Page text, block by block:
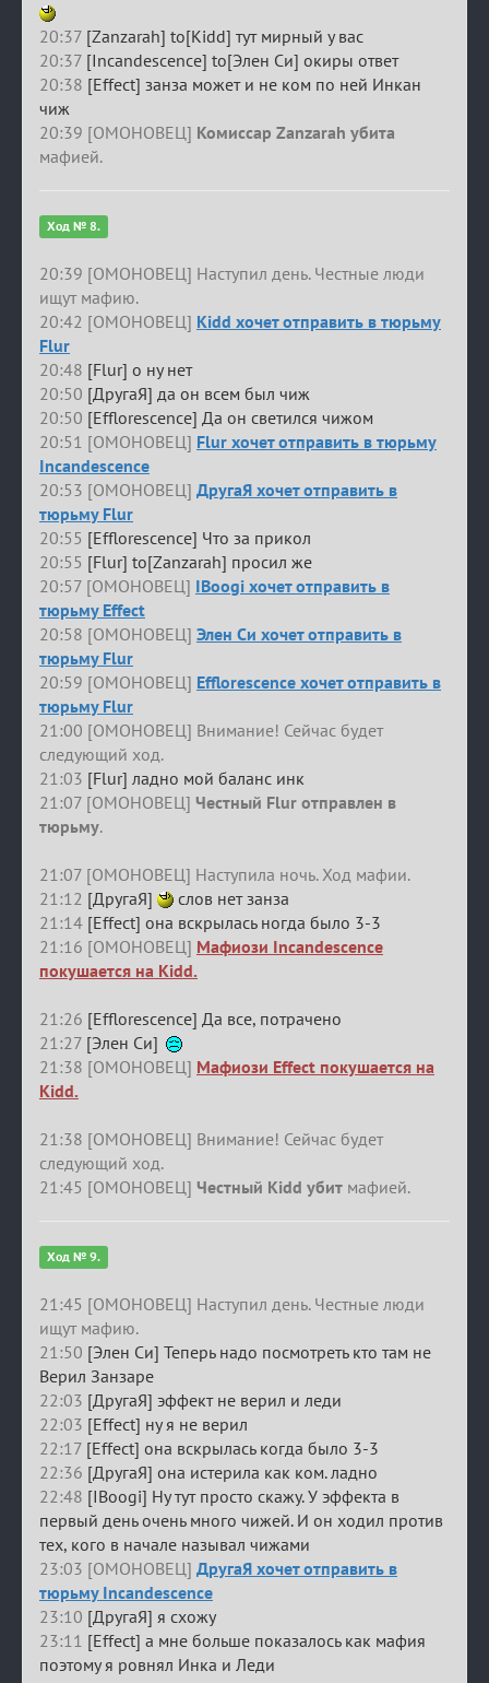
20:37 [Zanzarah] to[Kidd] тут мирный у вас
20:37 [Incandescence] to[Элен Си] окиры ответ
20:38 [Effect] занза может и не ком по ней Инкан
чиж
20:39 [ОМОНОВЕЦ] Комиссар Zanzarah убита
мафией.
Ход № 8.
20:39 [ОМОНОВЕЦ] Наступил день. Честные люди
ищут мафию.
20:42 [ОМОНОВЕЦ] Kidd хочет отправить в тюрьму
Flur
20:48 [Flur] о ну нет
20:50 [ДругаЯ] да он всем был чиж
20:50 [Efflorescence] Да он светился чижом
20:51 [ОМОНОВЕЦ] Flur хочет отправить в тюрьму
Incandescence
20:53 [ОМОНОВЕЦ] ДругаЯ хочет отправить в
тюрьму Flur
20:55 [Efflorescence] Что за прикол
20:55 [Flur] to[Zanzarah] просил же
20:57 [ОМОНОВЕЦ] IBoogi хочет отправить в
тюрьму Effect
20:58 [ОМОНОВЕЦ] Элен Си хочет отправить в
тюрьму Flur
20:59 [ОМОНОВЕЦ] Efflorescence хочет отправить в
тюрьму Flur
21:00 [ОМОНОВЕЦ] Внимание! Сейчас будет
следующий ход.
21:03 [Flur] ладно мой баланс инк
21:07 [ОМОНОВЕЦ] Честный Flur отправлен в
тюрьму.
21:07 [ОМОНОВЕЦ] Наступила ночь. Ход мафии.
21:12 [ДругаЯ]
слов нет занза
21:14 [Effect] она вскрылась ногда было 3-3
21:16 [ОМОНОВЕЦ] Мафиози Incandescence
покушается на Kidd.
21:26 [Efflorescence] Да все, потрачено
21:27 [Элен Си]
21:38 [ОМОНОВЕЦ] Мафиози Effect покушается на
Kidd.
21:38 [ОМОНОВЕЦ] Внимание! Сейчас будет
следующий ход.
21:45 [ОМОНОВЕЦ] Честный Kidd убит мафией.
Ход № 9.
21:45 [ОМОНОВЕЦ] Наступил день. Честные люди
ищут мафию.
21:50 [Элен Си] Теперь надо посмотреть кто там не
Верил Занзаре
22:03 [ДругаЯ] эффект не верил и леди
22:03 [Effect] ну я не верил
22:17 [Effect] она вскрылась когда было 3-3
22:36 [ДругаЯ] она истерила как ком. ладно
22:48 [IBoogi] Ну тут просто скажу. У эффекта в
первый день очень много чижей. И он ходил против
тех, кого в начале называл чижами
23:03 [ОМОНОВЕЦ] ДругаЯ хочет отправить в
тюрьму Incandescence
23:10 [ДругаЯ] я схожу
23:11 [Effect] а мне больше показалось как мафия
поэтому я ровнял Инка и Леди